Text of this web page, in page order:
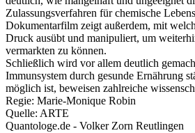
Zulassungsverfahren für chemische
Dokumentarfilm zeigt außerdem, mit
Druck ausübt und manipuliert, um
vermarkten zu können.
Schließlich wird vor allem deutlich
Immunsystem durch gesunde Ernährung
möglich ist, beweisen zahlreiche
Regie: Marie-Monique Robin
Quelle: ARTE
Quantologe.de - Volker Zorn Reutlingen